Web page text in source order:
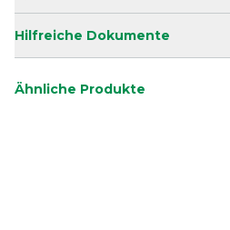
Hilfreiche Dokumente
Ähnliche Produkte